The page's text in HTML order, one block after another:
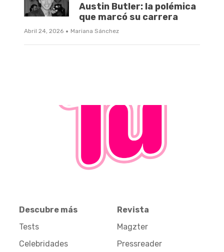
Austin Butler: la polémica
que marcó su carrera
Abril 24, 2026 · Mariana Sánchez
Descubre más
Tests
Celebridades
Revista
Magzter
Pressreader